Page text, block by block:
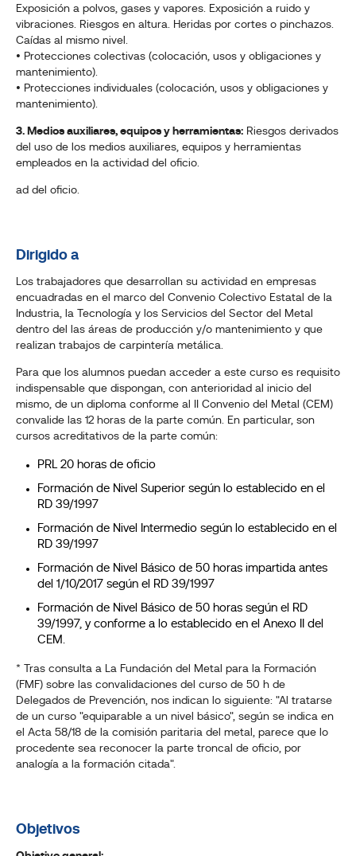
Exposición a polvos, gases y vapores. Exposición a ruido y
vibraciones. Riesgos en altura. Heridas por cortes o pinchazos.
Caídas al mismo nivel.
• Protecciones colectivas (colocación, usos y obligaciones y
mantenimiento).
• Protecciones individuales (colocación, usos y obligaciones y
mantenimiento).
3. Medios auxiliares, equipos y herramientas: Riesgos derivados
del uso de los medios auxiliares, equipos y herramientas
empleados en la actividad del oficio.
ad del oficio.
Dirigido a
Los trabajadores que desarrollan su actividad en empresas
encuadradas en el marco del Convenio Colectivo Estatal de la
Industria, la Tecnología y los Servicios del Sector del Metal
dentro del las áreas de producción y/o mantenimiento y que
realizan trabajos de carpintería metálica.
Para que los alumnos puedan acceder a este curso es requisito
indispensable que dispongan, con anterioridad al inicio del
mismo, de un diploma conforme al II Convenio del Metal (CEM)
convalide las 12 horas de la parte común. En particular, son
cursos acreditativos de la parte común:
PRL 20 horas de oficio
Formación de Nivel Superior según lo establecido en el
RD 39/1997
Formación de Nivel Intermedio según lo establecido en el
RD 39/1997
Formación de Nivel Básico de 50 horas impartida antes
del 1/10/2017 según el RD 39/1997
Formación de Nivel Básico de 50 horas según el RD
39/1997, y conforme a lo establecido en el Anexo II del
CEM.
* Tras consulta a La Fundación del Metal para la Formación
(FMF) sobre las convalidaciones del curso de 50 h de
Delegados de Prevención, nos indican lo siguiente: "Al tratarse
de un curso "equiparable a un nivel básico", según se indica en
el Acta 58/18 de la comisión paritaria del metal, parece que lo
procedente sea reconocer la parte troncal de oficio, por
analogía a la formación citada".
Objetivos